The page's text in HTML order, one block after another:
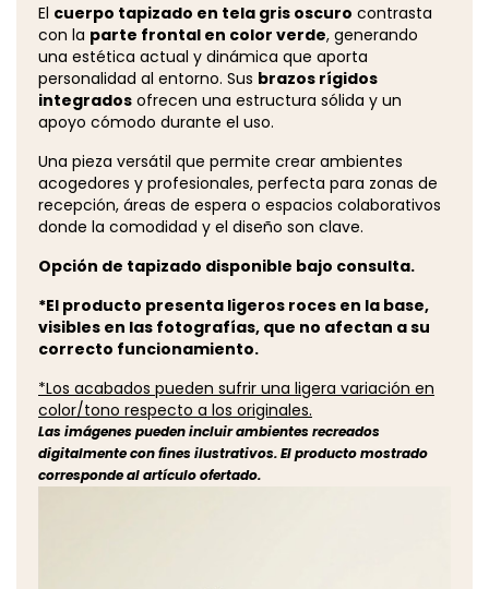
El cuerpo tapizado en tela gris oscuro contrasta
con la parte frontal en color verde, generando
una estética actual y dinámica que aporta
personalidad al entorno. Sus brazos rígidos
integrados ofrecen una estructura sólida y un
apoyo cómodo durante el uso.
Una pieza versátil que permite crear ambientes
acogedores y profesionales, perfecta para zonas de
recepción, áreas de espera o espacios colaborativos
donde la comodidad y el diseño son clave.
Opción de tapizado disponible bajo consulta.
*El producto presenta ligeros roces en la base,
visibles en las fotografías, que no afectan a su
correcto funcionamiento.
*Los acabados pueden sufrir una ligera variación en
color/tono respecto a los originales.
Las imágenes pueden incluir ambientes recreados
digitalmente con fines ilustrativos. El producto mostrado
corresponde al artículo ofertado.